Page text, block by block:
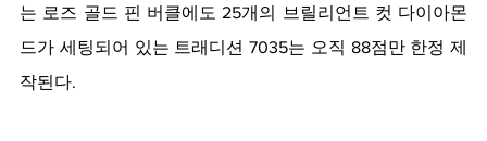
는 로즈 골드 핀 버클에도 25개의 브릴리언트 컷 다이아몬
드가 세팅되어 있는 트래디션 7035는 오직 88점만 한정 제
작된다.